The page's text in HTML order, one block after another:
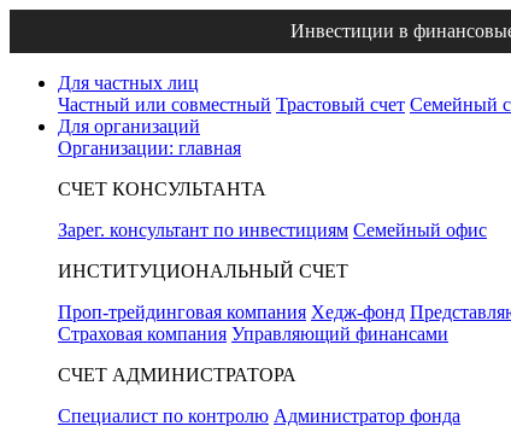
Инвестиции в
Для частных лиц
Частный или совместный Трастовый счет Семейный
Для организаций
Организации: главная
СЧЕТ КОНСУЛЬТАНТА
Зарег. консультант по инвестициям Семейный офис
ИНСТИТУЦИОНАЛЬНЫЙ СЧЕТ
Проп-трейдинговая компания Хедж-фонд
Страховая компания Управляющий финансами
СЧЕТ АДМИНИСТРАТОРА
Специалист по контролю Администратор фонда